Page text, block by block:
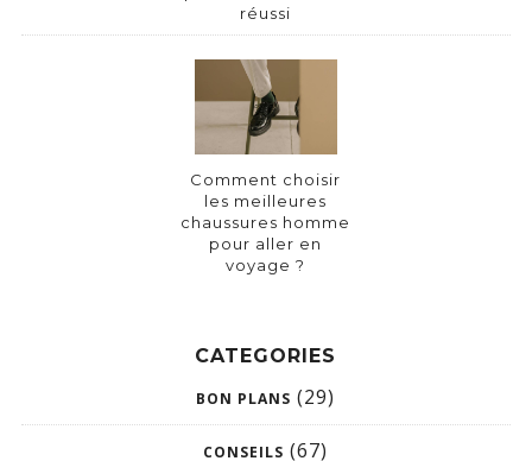
réussi
Comment choisir
les meilleures
chaussures homme
pour aller en
voyage ?
CATEGORIES
BON PLANS (29)
CONSEILS (67)